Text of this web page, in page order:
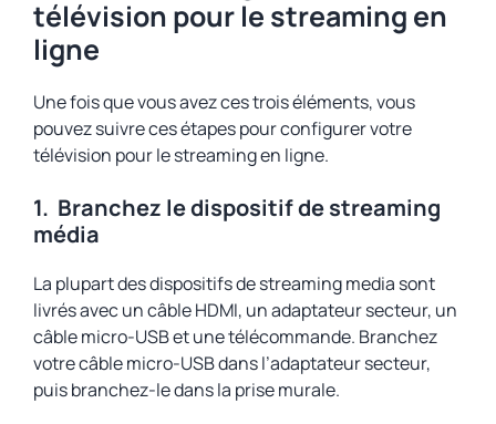
télévision pour le streaming en
ligne
Une fois que vous avez ces trois éléments, vous
pouvez suivre ces étapes pour configurer votre
télévision pour le streaming en ligne.
1. Branchez le dispositif de streaming
média
La plupart des dispositifs de streaming media sont
livrés avec un câble HDMI, un adaptateur secteur, un
câble micro-USB et une télécommande. Branchez
votre câble micro-USB dans l’adaptateur secteur,
puis branchez-le dans la prise murale.